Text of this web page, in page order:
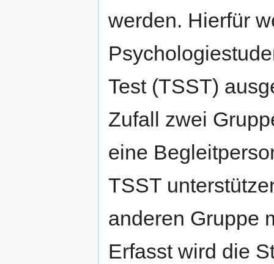
werden. Hierfür
Test (TSST)
Zufall zwei
eine
TSST
anderen Gruppe
Erfasst wird die